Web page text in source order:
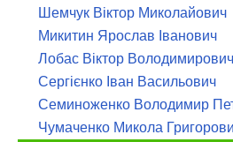
Шемчук Віктор Миколайович
Микитин Ярослав Іванович
Лобас Віктор Володимирович
Сергієнко Іван Васильович
Семиноженко Володимир
Чумаченко Микола